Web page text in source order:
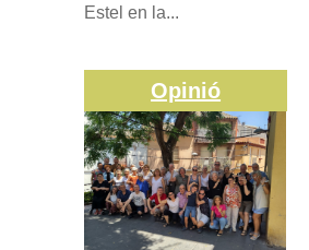
Estel en la...
Opinió